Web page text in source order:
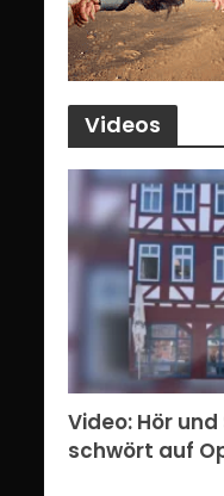
Videos
Video: Hör
schwört auf